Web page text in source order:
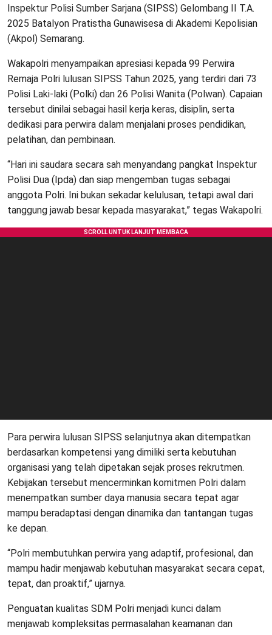
Inspektur Polisi Sumber Sarjana (SIPSS) Gelombang II T.A.
2025 Batalyon Pratistha Gunawisesa di Akademi Kepolisian
(Akpol) Semarang.
Wakapolri menyampaikan apresiasi kepada 99 Perwira
Remaja Polri lulusan SIPSS Tahun 2025, yang terdiri dari 73
Polisi Laki-laki (Polki) dan 26 Polisi Wanita (Polwan). Capaian
tersebut dinilai sebagai hasil kerja keras, disiplin, serta
dedikasi para perwira dalam menjalani proses pendidikan,
pelatihan, dan pembinaan.
“Hari ini saudara secara sah menyandang pangkat Inspektur
Polisi Dua (Ipda) dan siap mengemban tugas sebagai
anggota Polri. Ini bukan sekadar kelulusan, tetapi awal dari
tanggung jawab besar kepada masyarakat,” tegas Wakapolri.
Para perwira lulusan SIPSS selanjutnya akan ditempatkan
berdasarkan kompetensi yang dimiliki serta kebutuhan
organisasi yang telah dipetakan sejak proses rekrutmen.
Kebijakan tersebut mencerminkan komitmen Polri dalam
menempatkan sumber daya manusia secara tepat agar
mampu beradaptasi dengan dinamika dan tantangan tugas
ke depan.
“Polri membutuhkan perwira yang adaptif, profesional, dan
mampu hadir menjawab kebutuhan masyarakat secara cepat,
tepat, dan proaktif,” ujarnya.
Penguatan kualitas SDM Polri menjadi kunci dalam
menjawab kompleksitas permasalahan keamanan dan